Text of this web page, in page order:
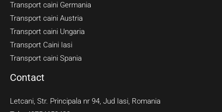
Transport caini Germania
Transport caini Austria
Transport caini Ungaria
Transport Caini Iasi
Transport caini Spania
Contact
Letcani, Str. Principala nr 94, Jud Iasi, Romania